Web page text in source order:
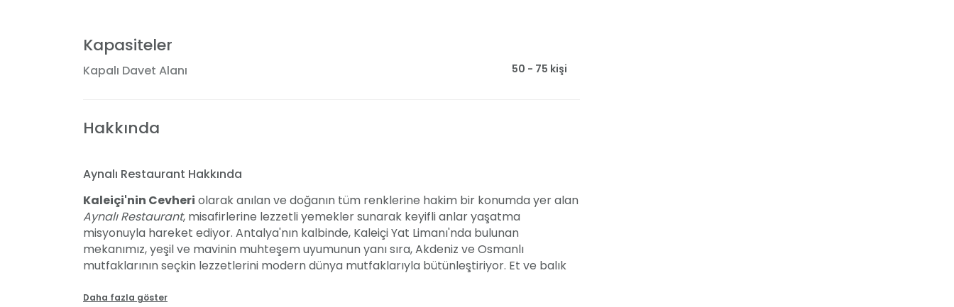
Kapasiteler
Kapalı Davet Alanı 50 - 75 kişi
Hakkında
Aynalı Restaurant Hakkında
Kaleiçi'nin Cevheri olarak anılan ve doğanın tüm renklerine hakim bir konumda yer alan
Aynalı Restaurant, misafirlerine lezzetli yemekler sunarak keyifli anlar yaşatma
misyonuyla hareket ediyor. Antalya'nın kalbinde, Kaleiçi Yat Limanı'nda bulunan
mekanımız, yeşil ve mavinin muhteşem uyumunun yanı sıra, Akdeniz ve Osmanlı
mutfaklarının seçkin lezzetlerini modern dünya mutfaklarıyla bütünleştiriyor. Et ve balık
aşçılarımızın elinden çıkıyor.
Daha fazla göster